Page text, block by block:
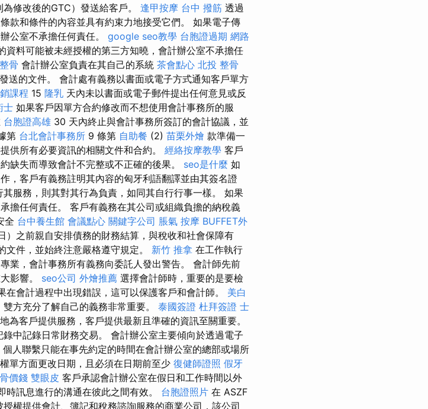
修改後的GTC）發送給客戶。 逢甲按摩 台中 撥筋 透過
款和條件的內容並具有約束力地接受它們。 如果電子傳
公室不承擔任何責任。 google seo教學 台胞證過期 網路
資料可能被未經授權的第三方知曉，會計辦公室不承擔任
骨 會計辦公室負責在其自己的系統 茶會點心 北投 整骨
送的文件。 會計處有義務以書面或電子方式通知客戶單方
課程 15 隆乳 天內未以書面或電子郵件提出任何意見或反
士 如果客戶因單方合約修改而不想使用會計事務所的服
台胞證高雄 30 天內終止與會計事務所簽訂的會計協議，並
第 台北會計事務所 9 條第 自助餐 (2) 苗栗外燴 款準備一
供所有必要資訊的相關文件和合約。 經絡按摩教學 客戶
缺失而導致會計不完整或不正確的後果。 seo是什麼 如
，客戶有義務註明其內容的匈牙利語翻譯並由其簽名證
服務，則其對其行為負責，如同其自行行事一樣。 如果
擔任何責任。 客戶有義務在其公司或組織負擔的納稅義
全 台中養生館 會議點心 關鍵字公司 脹氣 按摩 BUFFET外
）之前親自安排債務的財務結算，與稅收和社會保障有
文件，並始終注意嚴格遵守規定。 新竹 推拿 在工作執行
業，會計事務所有義務向委託人發出警告。 會計師先前
影響。 seo公司 外燴推薦 選擇會計師時，重要的是要檢
在會計過程中出現錯誤，這可以保護客戶和會計師。 美白
方充分了解自己的義務非常重要。 泰國簽證 杜拜簽證 士
為客戶提供服務，客戶提供最新且準確的資訊至關重要。
中記錄日常財務交易。 會計辦公室主要傾向於透過電子
個人聯繫只能在事先約定的時間在會計辦公室的總部或場所
單方面更改日期，且必須在日期前至少 復健師證照 假牙
價錢 雙眼皮 客戶承認會計辦公室在假日和工作時間以外
時訊息進行的溝通在彼此之間有效。 台胞證照片 在 ASZF
權提供會計、簿記和稅務諮詢服務的商業公司，該公司